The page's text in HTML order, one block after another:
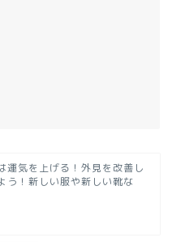
運気を上げる！外見を改善し
う！新しい服や新しい靴な